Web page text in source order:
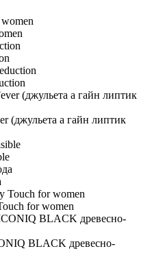
(джульета а гайн липтик
for women
BLACK древесно-